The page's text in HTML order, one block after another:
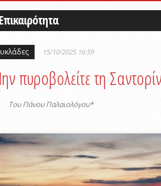
Επικαιρότητα
15/10/2025 16:59
πυροβολείτε τη
Του Πάνου Παλαιολόγου*